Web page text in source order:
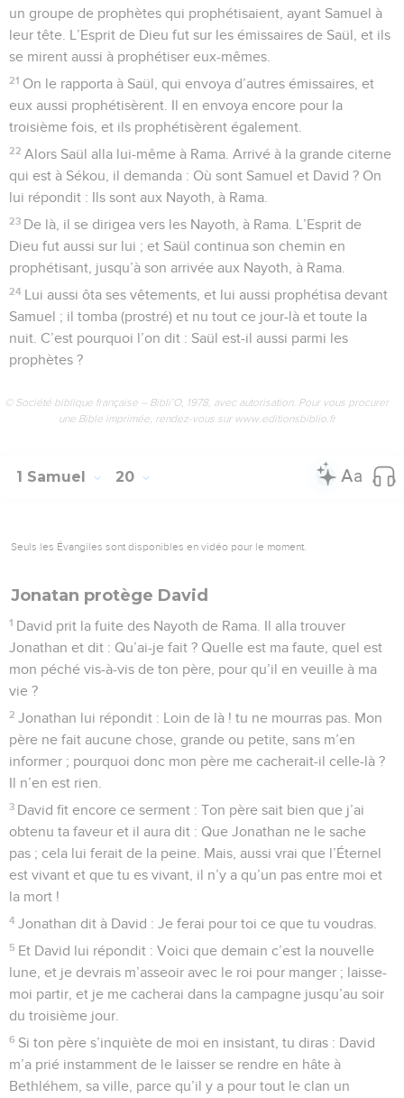
un groupe de prophètes qui prophétisaient, ayant Samuel à
leur tête. L’Esprit de Dieu fut sur les émissaires de Saül, et ils
se mirent aussi à prophétiser eux-mêmes.
21 On le rapporta à Saül, qui envoya d’autres émissaires, et
eux aussi prophétisèrent. Il en envoya encore pour la
troisième fois, et ils prophétisèrent également.
22 Alors Saül alla lui-même à Rama. Arrivé à la grande citerne
qui est à Sékou, il demanda : Où sont Samuel et David ? On
lui répondit : Ils sont aux Nayoth, à Rama.
23 De là, il se dirigea vers les Nayoth, à Rama. L’Esprit de
Dieu fut aussi sur lui ; et Saül continua son chemin en
prophétisant, jusqu’à son arrivée aux Nayoth, à Rama.
24 Lui aussi ôta ses vêtements, et lui aussi prophétisa devant
Samuel ; il tomba (prostré) et nu tout ce jour-là et toute la
nuit. C’est pourquoi l’on dit : Saül est-il aussi parmi les
prophètes ?
© Société biblique française – Bibli’O, 1978, avec autorisation. Pour vous procurer
une Bible imprimée, rendez-vous sur www.editionsbiblio.fr
1 Samuel 20
Seuls les Évangiles sont disponibles en vidéo pour le moment.
Jonatan protège David
1 David prit la fuite des Nayoth de Rama. Il alla trouver
Jonathan et dit : Qu’ai-je fait ? Quelle est ma faute, quel est
mon péché vis-à-vis de ton père, pour qu’il en veuille à ma
vie ?
2 Jonathan lui répondit : Loin de là ! tu ne mourras pas. Mon
père ne fait aucune chose, grande ou petite, sans m’en
informer ; pourquoi donc mon père me cacherait-il celle-là ?
Il n’en est rien.
3 David fit encore ce serment : Ton père sait bien que j’ai
obtenu ta faveur et il aura dit : Que Jonathan ne le sache
pas ; cela lui ferait de la peine. Mais, aussi vrai que l’Éternel
est vivant et que tu es vivant, il n’y a qu’un pas entre moi et
la mort !
4 Jonathan dit à David : Je ferai pour toi ce que tu voudras.
5 Et David lui répondit : Voici que demain c’est la nouvelle
lune, et je devrais m’asseoir avec le roi pour manger ; laisse-
moi partir, et je me cacherai dans la campagne jusqu’au soir
du troisième jour.
6 Si ton père s’inquiète de moi en insistant, tu diras : David
m’a prié instamment de le laisser se rendre en hâte à
Bethléhem, sa ville, parce qu’il y a pour tout le clan un